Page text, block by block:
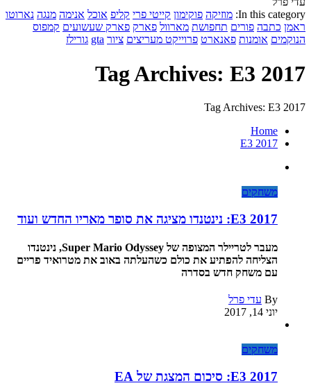
In this category: מוזיקה פוקימון קייטי פרי קליפ אוכל אנימה מנגה נארוטו
ראמן כתבה פורים תחפושת מארוול פארק פארק שעשועים קמפוס
הנוקמים אומנות פאנארט פרוייקט מעריצים ציור gta גורילז
Tag Archives: E3 2017
Tag Archives: E3 2017
Home
E3 2017
משחקים
E3 2017: נינטנדו מציגה את סופר מאריו החדש ועוד
מעבר לטריילר המצופה של Super Mario Odyssey, נינטנדו
הצליחה להפתיע את כולם כשהעלתה באוב את מטרואיד פריים
עם משחק חדש בסדרה
By עדי פרל
יוני 14, 2017
משחקים
E3 2017: סיכום המצגת של EA